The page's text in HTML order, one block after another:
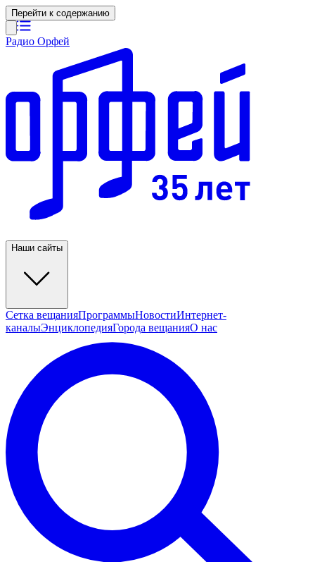
Перейти к содержанию
Радио Орфей
Наши сайты
Сетка вещанияПрограммыНовостиИнтернет-
каналыЭнциклопедияГорода вещанияО нас